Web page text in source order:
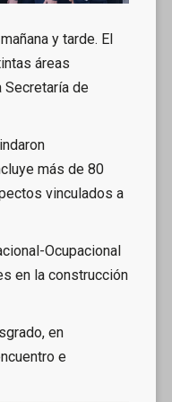
y tarde. El
áreas
Secretaría de
más de 80
vinculados a
Ocupacional
en la construcción
en
e